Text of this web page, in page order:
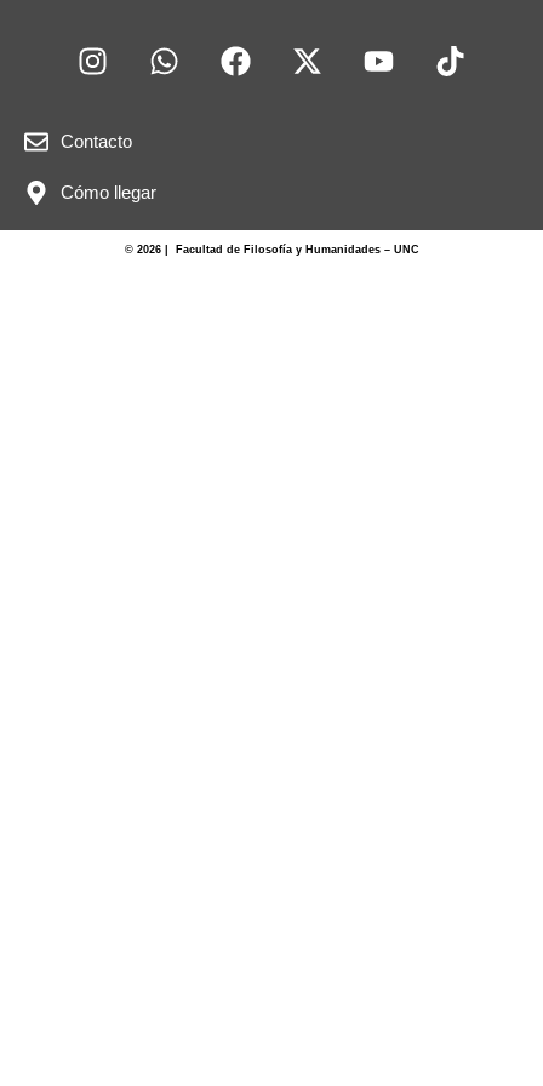
Contacto
Cómo llegar
© 2026 | Facultad de Filosofía y Humanidades – UNC